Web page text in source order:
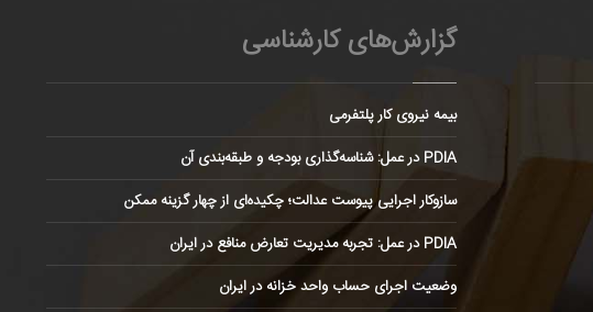
گزارش‌های کارشناسی
بیمه نیروی کار پلتفرمی
PDIA در عمل: شناسه‌گذاری بودجه و طبقه‌بندی آن
سازوکار اجرایی پیوست عدالت؛ چکیده‌ای از چهار گزینه ممکن
PDIA در عمل: تجربه مدیریت تعارض منافع در ایران
وضعیت اجرای حساب واحد خزانه در ایران